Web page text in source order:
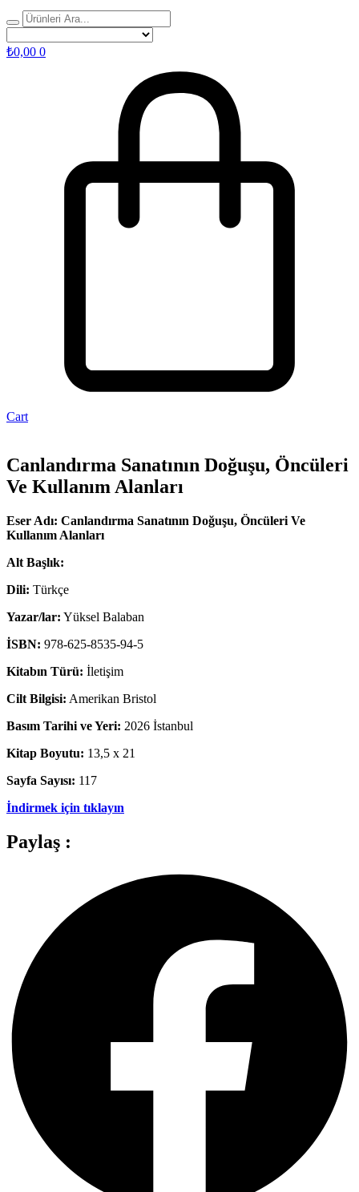
₺0,00 0
Cart
Canlandırma Sanatının Doğuşu, Öncüleri
Ve Kullanım Alanları
Eser Adı: Canlandırma Sanatının Doğuşu, Öncüleri Ve
Kullanım Alanları
Alt Başlık:
Dili: Türkçe
Yazar/lar: Yüksel Balaban
İSBN: 978-625-8535-94-5
Kitabın Türü: İletişim
Cilt Bilgisi: Amerikan Bristol
Basım Tarihi ve Yeri: 2026 İstanbul
Kitap Boyutu: 13,5 x 21
Sayfa Sayısı: 117
İndirmek için tıklayın
Paylaş :